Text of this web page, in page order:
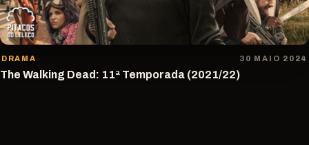
DRAMA 30 MAIO 2024
The Walking Dead: 11ª Temporada (2021/22)